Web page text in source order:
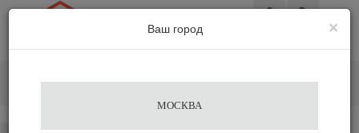
×
Ваш город
МОСКВА